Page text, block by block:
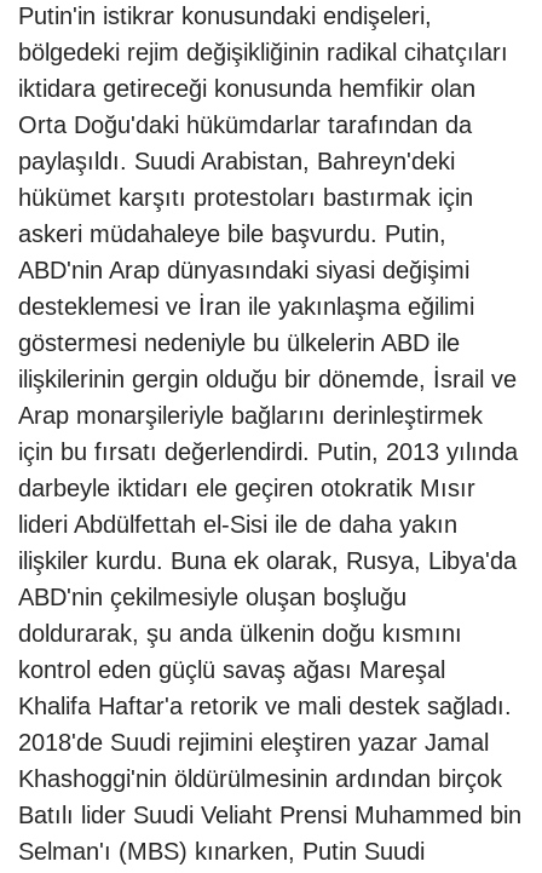
Putin'in istikrar konusundaki endişeleri,
bölgedeki rejim değişikliğinin radikal cihatçıları
iktidara getireceği konusunda hemfikir olan
Orta Doğu'daki hükümdarlar tarafından da
paylaşıldı. Suudi Arabistan, Bahreyn'deki
hükümet karşıtı protestoları bastırmak için
askeri müdahaleye bile başvurdu. Putin,
ABD'nin Arap dünyasındaki siyasi değişimi
desteklemesi ve İran ile yakınlaşma eğilimi
göstermesi nedeniyle bu ülkelerin ABD ile
ilişkilerinin gergin olduğu bir dönemde, İsrail ve
Arap monarşileriyle bağlarını derinleştirmek
için bu fırsatı değerlendirdi. Putin, 2013 yılında
darbeyle iktidarı ele geçiren otokratik Mısır
lideri Abdülfettah el-Sisi ile de daha yakın
ilişkiler kurdu. Buna ek olarak, Rusya, Libya'da
ABD'nin çekilmesiyle oluşan boşluğu
doldurarak, şu anda ülkenin doğu kısmını
kontrol eden güçlü savaş ağası Mareşal
Khalifa Haftar'a retorik ve mali destek sağladı.
2018'de Suudi rejimini eleştiren yazar Jamal
Khashoggi'nin öldürülmesinin ardından birçok
Batılı lider Suudi Veliaht Prensi Muhammed bin
Selman'ı (MBS) kınarken, Putin Suudi